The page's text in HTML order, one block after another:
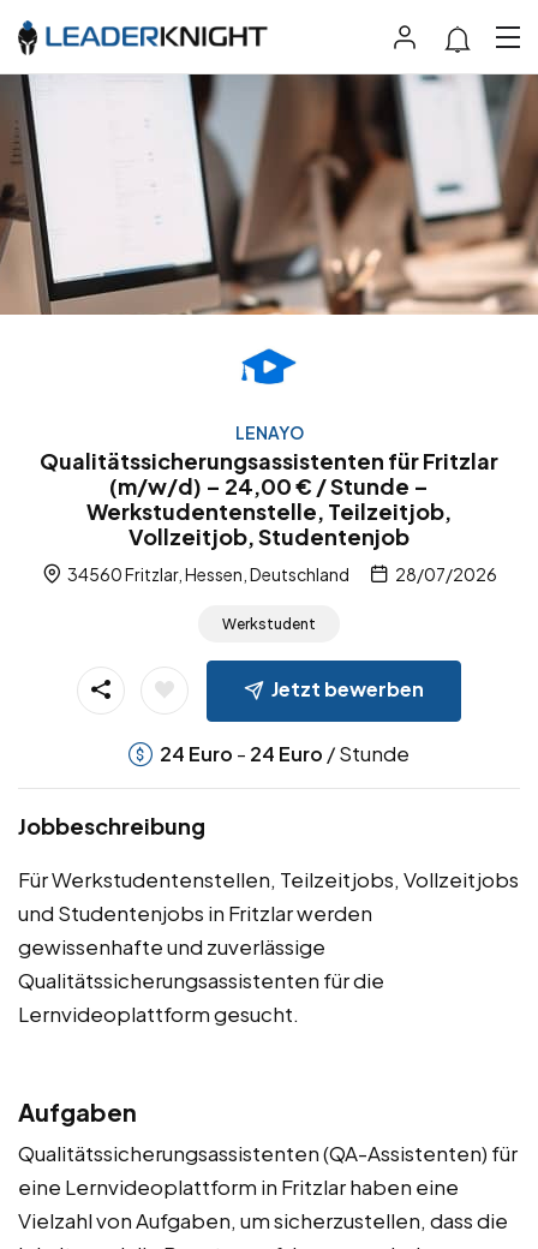
LENAYO
Qualitätssicherungsassistenten für Fritzlar
(m/w/d) – 24,00 € / Stunde –
Werkstudentenstelle, Teilzeitjob,
Vollzeitjob, Studentenjob
34560 Fritzlar, Hessen, Deutschland 28/07/2026
Werkstudent
Jetzt bewerben
24 Euro - 24 Euro / Stunde
Jobbeschreibung
Für Werkstudentenstellen, Teilzeitjobs, Vollzeitjobs
und Studentenjobs in Fritzlar werden
gewissenhafte und zuverlässige
Qualitätssicherungsassistenten für die
Lernvideoplattform gesucht.
Aufgaben
Qualitätssicherungsassistenten (QA-Assistenten) für
eine Lernvideoplattform in Fritzlar haben eine
Vielzahl von Aufgaben, um sicherzustellen, dass die